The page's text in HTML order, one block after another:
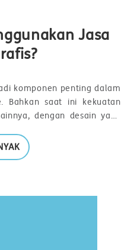
Jasa
komponen penting dalam
Bahkan saat ini kekuatan
dengan desain yang
adalah kunci untuk
membedakan diri dari